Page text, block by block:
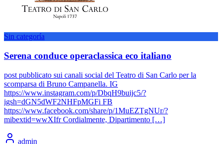
Sin categoría
Serena conduce operaclassica eco italiano
post pubblicato sui canali social del Teatro di San Carlo per la
scomparsa di Bruno Campanella. IG
https://www.instagram.com/p/DbqH9buijc5/?
igsh=dGN5dWF2NHFpMGFi FB
https://www.facebook.com/share/p/1MuEZTgNUr/?
mibextid=wwXIfr Cordialmente, Dipartimento […]
admin